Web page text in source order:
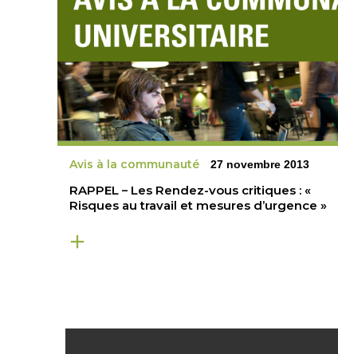
Avis à la communauté 27 novembre 2013
RAPPEL – Les Rendez-vous critiques : «
Risques au travail et mesures d’urgence »